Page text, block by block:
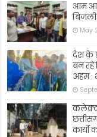
आम
बिजली
May
देश के
बन रहे
अहम :
कार्यो